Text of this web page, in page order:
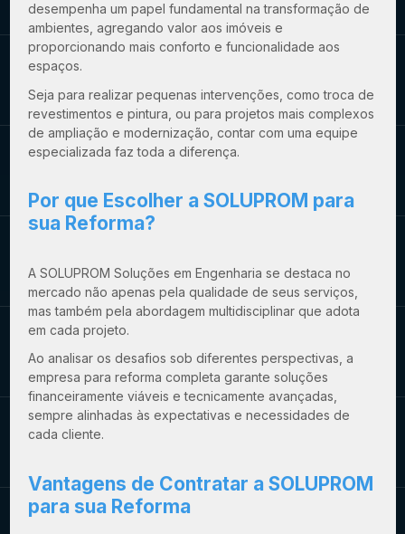
desempenha um papel fundamental na transformação de
ambientes, agregando valor aos imóveis e
proporcionando mais conforto e funcionalidade aos
espaços.
Seja para realizar pequenas intervenções, como troca de
revestimentos e pintura, ou para projetos mais complexos
de ampliação e modernização, contar com uma equipe
especializada faz toda a diferença.
Por que Escolher a SOLUPROM para
sua Reforma?
A SOLUPROM Soluções em Engenharia se destaca no
mercado não apenas pela qualidade de seus serviços,
mas também pela abordagem multidisciplinar que adota
em cada projeto.
Ao analisar os desafios sob diferentes perspectivas, a
empresa para reforma completa garante soluções
financeiramente viáveis e tecnicamente avançadas,
sempre alinhadas às expectativas e necessidades de
cada cliente.
Vantagens de Contratar a SOLUPROM
para sua Reforma